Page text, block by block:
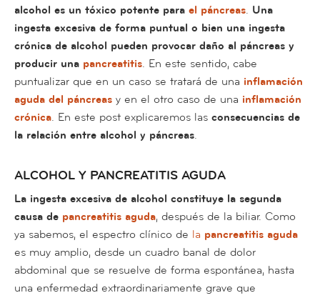
alcohol es un tóxico potente para el páncreas. Una
ingesta excesiva de forma puntual o bien una ingesta
crónica de alcohol pueden provocar daño al páncreas y
producir una pancreatitis. En este sentido, cabe
puntualizar que en un caso se tratará de una inflamación
aguda del páncreas y en el otro caso de una inflamación
crónica. En este post explicaremos las consecuencias de
la relación entre alcohol y páncreas.
ALCOHOL Y PANCREATITIS AGUDA
La ingesta excesiva de alcohol constituye la segunda
causa de pancreatitis aguda, después de la biliar. Como
ya sabemos, el espectro clínico de la pancreatitis aguda
es muy amplio, desde un cuadro banal de dolor
abdominal que se resuelve de forma espontánea, hasta
una enfermedad extraordinariamente grave que